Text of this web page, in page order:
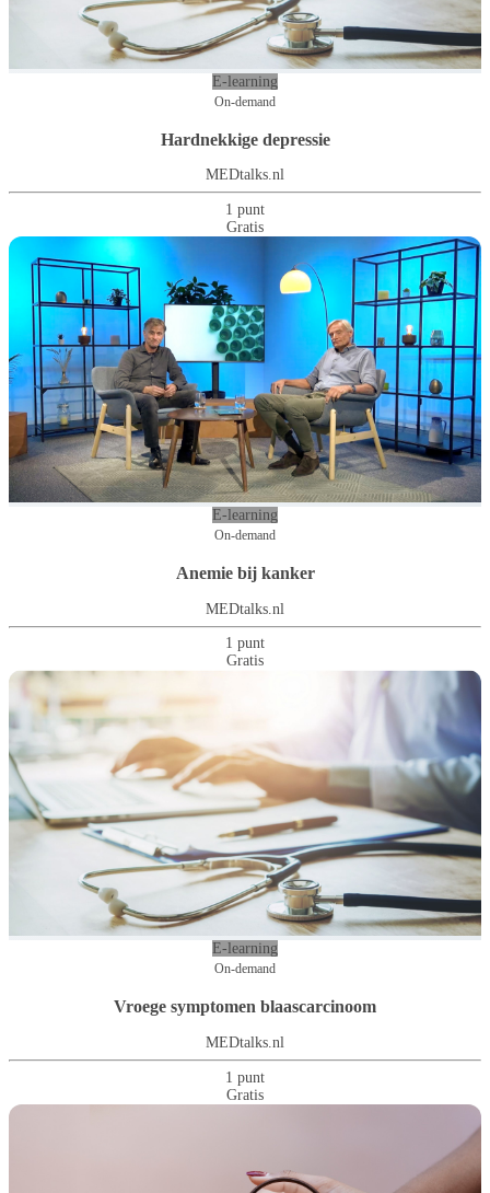
E-learning
On-demand
Hardnekkige depressie
MEDtalks.nl
1 punt
Gratis
E-learning
On-demand
Anemie bij kanker
MEDtalks.nl
1 punt
Gratis
E-learning
On-demand
Vroege symptomen blaascarcinoom
MEDtalks.nl
1 punt
Gratis